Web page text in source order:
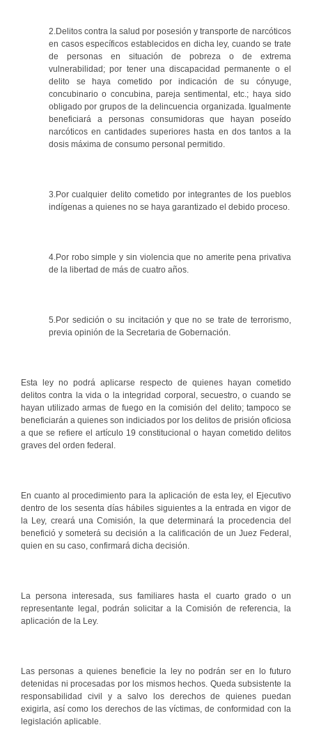
2.Delitos contra la salud por posesión y transporte de narcóticos
en casos específicos establecidos en dicha ley, cuando se trate
de personas en situación de pobreza o de extrema
vulnerabilidad; por tener una discapacidad permanente o el
delito se haya cometido por indicación de su cónyuge,
concubinario o concubina, pareja sentimental, etc.; haya sido
obligado por grupos de la delincuencia organizada. Igualmente
beneficiará a personas consumidoras que hayan poseído
narcóticos en cantidades superiores hasta en dos tantos a la
dosis máxima de consumo personal permitido.
3.Por cualquier delito cometido por integrantes de los pueblos
indígenas a quienes no se haya garantizado el debido proceso.
4.Por robo simple y sin violencia que no amerite pena privativa
de la libertad de más de cuatro años.
5.Por sedición o su incitación y que no se trate de terrorismo,
previa opinión de la Secretaria de Gobernación.
Esta ley no podrá aplicarse respecto de quienes hayan cometido
delitos contra la vida o la integridad corporal, secuestro, o cuando se
hayan utilizado armas de fuego en la comisión del delito; tampoco se
beneficiarán a quienes son indiciados por los delitos de prisión oficiosa
a que se refiere el artículo 19 constitucional o hayan cometido delitos
graves del orden federal.
En cuanto al procedimiento para la aplicación de esta ley, el Ejecutivo
dentro de los sesenta días hábiles siguientes a la entrada en vigor de
la Ley, creará una Comisión, la que determinará la procedencia del
benefició y someterá su decisión a la calificación de un Juez Federal,
quien en su caso, confirmará dicha decisión.
La persona interesada, sus familiares hasta el cuarto grado o un
representante legal, podrán solicitar a la Comisión de referencia, la
aplicación de la Ley.
Las personas a quienes beneficie la ley no podrán ser en lo futuro
detenidas ni procesadas por los mismos hechos. Queda subsistente la
responsabilidad civil y a salvo los derechos de quienes puedan
exigirla, así como los derechos de las víctimas, de conformidad con la
legislación aplicable.